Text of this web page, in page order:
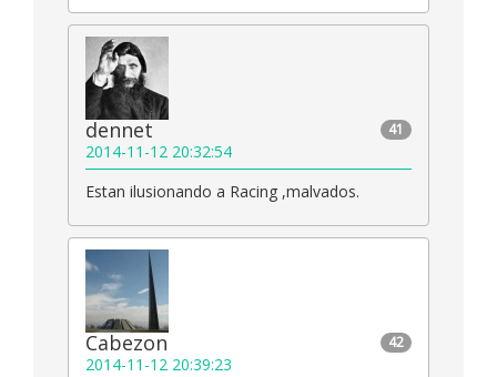
41
dennet
2014-11-12 20:32:54
Estan ilusionando a Racing ,malvados.
42
Cabezon
2014-11-12 20:39:23